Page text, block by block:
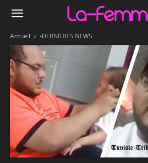
Accueil -DERNIERES NEWS